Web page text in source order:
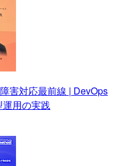
害対応最前線 | DevOps
用の実践